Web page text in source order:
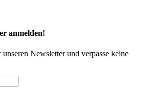
anmelden!
Newsletter und verpasse keine